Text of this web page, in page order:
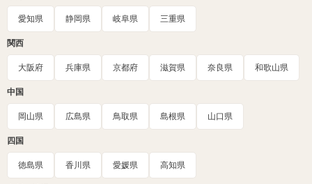
愛知県 静岡県 岐阜県 三重県
関西
大阪府 兵庫県 京都府 滋賀県 奈良県 和歌山県
中国
岡山県 広島県 鳥取県 島根県 山口県
四国
徳島県 香川県 愛媛県 高知県